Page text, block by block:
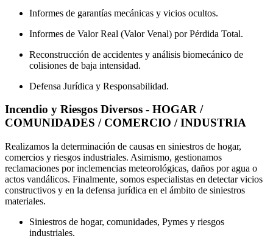
Informes de garantías mecánicas y vicios ocultos.
Informes de Valor Real (Valor Venal) por Pérdida Total.
Reconstrucción de accidentes y análisis biomecánico de
colisiones de baja intensidad.
Defensa Jurídica y Responsabilidad.
Incendio y Riesgos Diversos - HOGAR /
COMUNIDADES / COMERCIO / INDUSTRIA
Realizamos la determinación de causas en siniestros de hogar,
comercios y riesgos industriales. Asimismo, gestionamos
reclamaciones por inclemencias meteorológicas, daños por agua o
actos vandálicos. Finalmente, somos especialistas en detectar vicios
constructivos y en la defensa jurídica en el ámbito de siniestros
materiales.
Siniestros de hogar, comunidades, Pymes y riesgos
industriales.